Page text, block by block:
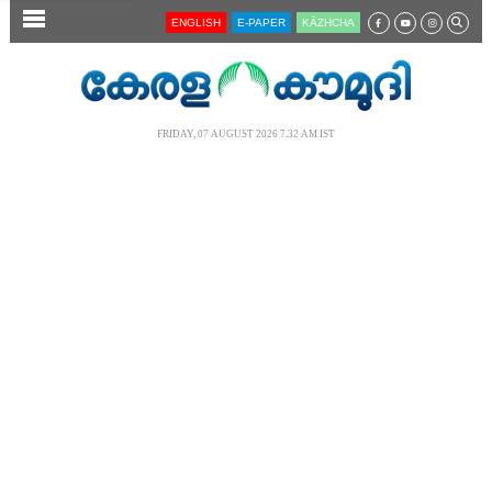
SECTIONS ENGLISH E-PAPER KĀZHCHA
FRIDAY, 07 AUGUST 2026 7.32 AM IST